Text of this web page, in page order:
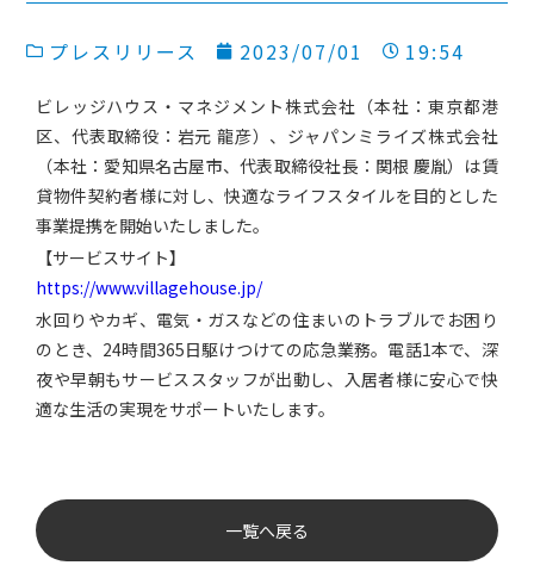
プレスリリース 2023/07/01 19:54
ビレッジハウス・マネジメント株式会社（本社：東京都港
区、代表取締役：岩元 龍彦）、ジャパンミライズ株式会社
（本社：愛知県名古屋市、代表取締役社長：関根 慶胤）は賃
貸物件契約者様に対し、快適なライフスタイルを目的とした
事業提携を開始いたしました。
【サービスサイト】
https://www.villagehouse.jp/
水回りやカギ、電気・ガスなどの住まいのトラブルでお困り
のとき、24時間365日駆けつけての応急業務。電話1本で、深
夜や早朝もサービススタッフが出動し、入居者様に安心で快
適な生活の実現をサポートいたします。
一覧へ戻る